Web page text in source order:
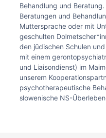
Behandlung und
Beratungen und
Muttersprache oder mit
geschulten
den jüdischen Schulen
mit einem
und Liaisondienst) im
unserem
psychotherapeutische
slowenische NS-